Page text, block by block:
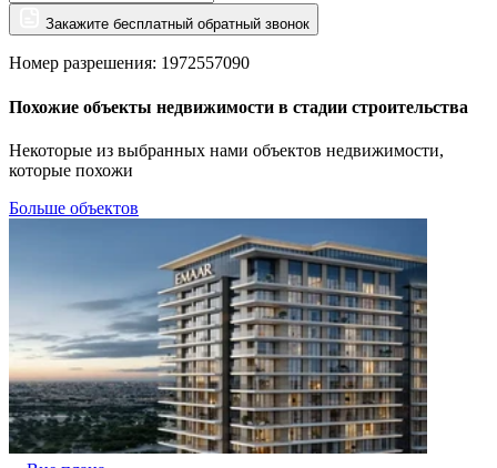
Закажите бесплатный обратный звонок
Номер разрешения: 1972557090
Похожие объекты недвижимости в стадии строительства
Некоторые из выбранных нами объектов недвижимости,
которые похожи
Больше объектов